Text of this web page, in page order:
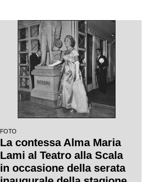
FOTO
La contessa Alma Maria
Lami al Teatro alla Scala
in occasione della serata